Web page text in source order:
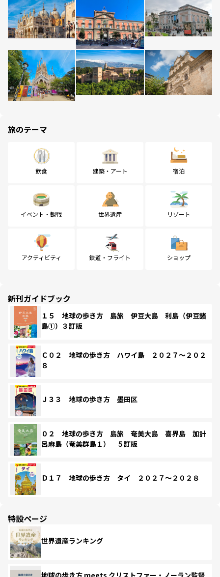
旅のテーマ
飲食 建築・アート 宿泊
イベント・観戦 世界遺産 リゾート
アクティビティ 鉄道・フライト ショップ
新刊ガイドブック
１５ 地球の歩き方 島旅 伊豆大島 利島（伊豆諸
島①）３訂版
Ｃ０２ 地球の歩き方 ハワイ島 ２０２７～２０２
８
Ｊ３３ 地球の歩き方 墨田区
０２ 地球の歩き方 島旅 奄美大島 喜界島 加計
呂麻島（奄美群島１） ５訂版
Ｄ１７ 地球の歩き方 タイ ２０２７～２０２８
特設ページ
世界遺産ランキング
地球の歩き方 meets クリストファー・ノーラン監督